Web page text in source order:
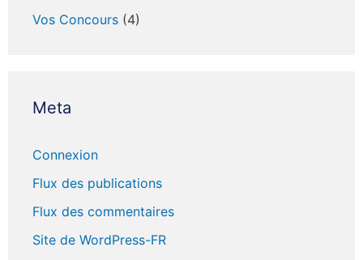
Vos Concours (4)
Meta
Connexion
Flux des publications
Flux des commentaires
Site de WordPress-FR